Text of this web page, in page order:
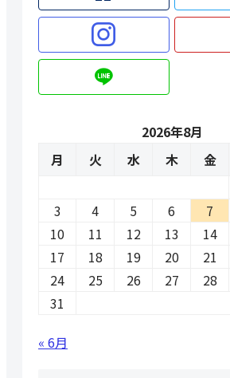
2026年8月
月
火 水 木 金
3
4 5 6 7
10
11 12 13 14
17
18 19 20 21
24
25 26 27 28
31
« 6月